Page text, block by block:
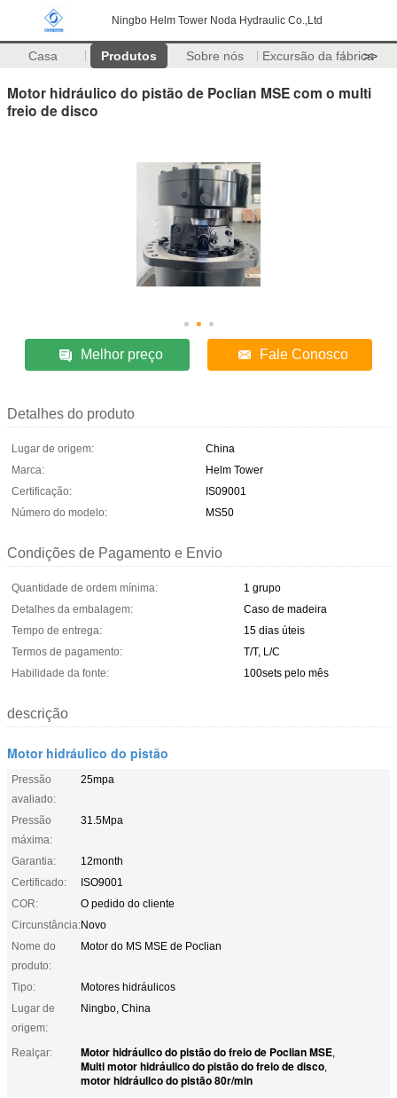
Ningbo Helm Tower Noda Hydraulic Co.,Ltd
Casa Produtos Sobre nós Excursão da fábrica
>>
Motor hidráulico do pistão de Poclian MSE com o multi
freio de disco
Melhor preço Fale Conosco
Detalhes do produto
Lugar de origem:
China
Marca:
Helm Tower
Certificação:
IS09001
Número do modelo:
MS50
Condições de Pagamento e Envio
Quantidade de ordem mínima:
1 grupo
Detalhes da embalagem:
Caso de madeira
Tempo de entrega:
15 dias úteis
Termos de pagamento:
T/T, L/C
Habilidade da fonte:
100sets pelo mês
descrição
Motor hidráulico do pistão
Pressão
avaliado:
25mpa
Pressão
máxima:
31.5Mpa
Garantia:
12month
Certificado:
ISO9001
COR:
O pedido do cliente
Circunstância:Novo
Nome do
produto:
Motor do MS MSE de Poclian
Tipo:
Motores hidráulicos
Lugar de
origem:
Ningbo, China
Realçar: Motor hidráulico do pistão do freio de Poclian MSE,
Multi motor hidráulico do pistão do freio de disco,
motor hidráulico do pistão 80r/min